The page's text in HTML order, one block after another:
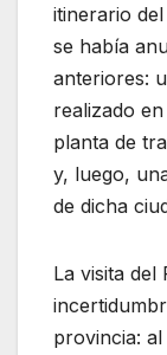
itinerario
se había
anteriores:
realizado
planta de
y, luego,
de dicha
La visita del
provincia: